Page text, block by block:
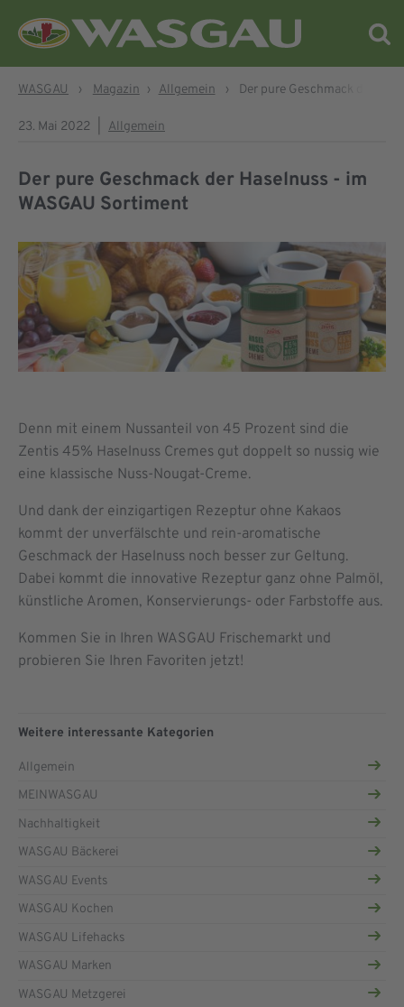
WASGAU › Magazin › Allgemein › Der pure Geschmack der
23. Mai 2022 Allgemein
Der pure Geschmack der Haselnuss - im
WASGAU Sortiment
Denn mit einem Nussanteil von 45 Prozent sind die
Zentis 45% Haselnuss Cremes gut doppelt so nussig wie
eine klassische Nuss-Nougat-Creme.
Und dank der einzigartigen Rezeptur ohne Kakaos
kommt der unverfälschte und rein-aromatische
Geschmack der Haselnuss noch besser zur Geltung.
Dabei kommt die innovative Rezeptur ganz ohne Palmöl,
künstliche Aromen, Konservierungs- oder Farbstoffe aus.
Kommen Sie in Ihren WASGAU Frischemarkt und
probieren Sie Ihren Favoriten jetzt!
Weitere interessante Kategorien
Allgemein
MEINWASGAU
Nachhaltigkeit
WASGAU Bäckerei
WASGAU Events
WASGAU Kochen
WASGAU Lifehacks
WASGAU Marken
WASGAU Metzgerei